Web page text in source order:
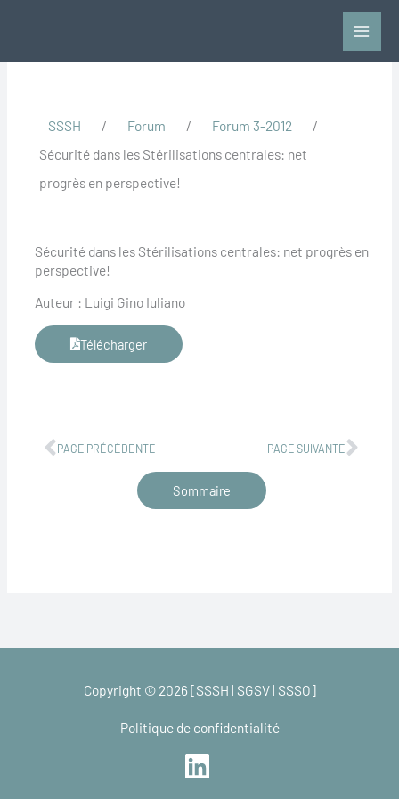
SSSH / Forum / Forum 3-2012
/
Sécurité dans les Stérilisations centrales: net
progrès en perspective!
Sécurité dans les Stérilisations centrales: net progrès en
perspective!
Auteur : Luigi Gino Iuliano
Télécharger
PAGE PRÉCÉDENTE PAGE SUIVANTE
Sommaire
Copyright © 2026 [SSSH | SGSV | SSSO]
Politique de confidentialité